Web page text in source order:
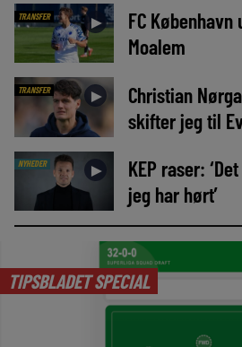
TRANSFER ►
FC
Moalem
TRANSFER ►
Christian
skifter jeg til
NYHEDER ►
KEP raser:
jeg har hørt’
TIPSBLADET SPECIAL